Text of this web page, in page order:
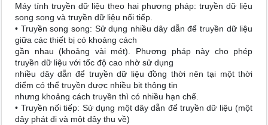
Máy tính truyền dữ liệu theo hai phương pháp: truyền dữ liệu
song song và truyền dữ liệu nối tiếp.
• Truyền song song: Sử dụng nhiều dây dẫn để truyền dữ liệu
giữa các thiết bị có khoảng cách
gần nhau (khoảng vài mét). Phương pháp này cho phép
truyền dữ liệu với tốc độ cao nhờ sử dụng
nhiều dây dẫn để truyền dữ liệu đồng thời nên tại một thời
điểm có thể truyền được nhiều bit thông tin
nhưng khoảng cách truyền thì có nhiều hạn chế.
• Truyền nối tiếp: Sử dụng một dây dẫn để truyền dữ liệu (một
dây phát đi và một dây thu về)